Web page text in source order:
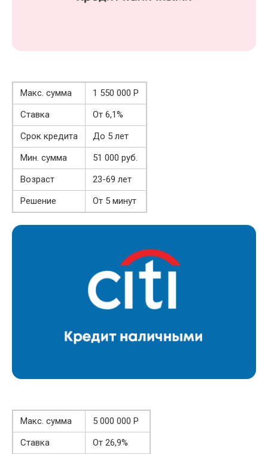
Макс. сумма
1 550 000 Р
Ставка
От 6,1%
Срок кредита
До 5 лет
Мин. сумма
51 000 руб.
Возраст
23-69 лет
Решение
От 5 минут
Макс. сумма
5 000 000 Р
Ставка
От 26,9%